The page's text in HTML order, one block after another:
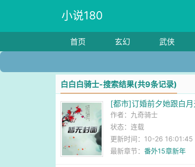
小说180
首页 玄幻 武侠
白白白骑士-搜索结果(共9条记录)
[都市]订婚前夕她跟白
作者： 九奇骑士
状态：连载
更新时间：10-26 16:01:45
最新章节：番外15章新年